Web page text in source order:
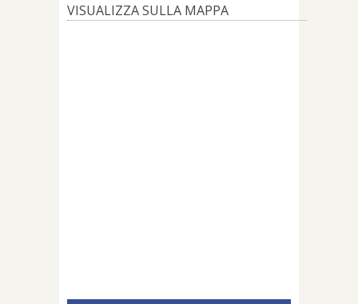
VISUALIZZA SULLA MAPPA